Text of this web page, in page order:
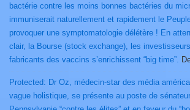
bactérie contre les moins bonnes bactéries du
immuniserait naturellement et rapidement le
provoquer une symptomatologie délétère ! En
clair, la Bourse (stock exchange), les
fabricants des vaccins s’enrichissent “big time”.
Protected: Dr Oz, médecin-star des média
vague holistique, se présente au poste de